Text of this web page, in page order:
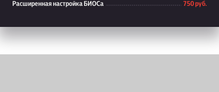
Расширенная настройка БИОСа 750 руб.